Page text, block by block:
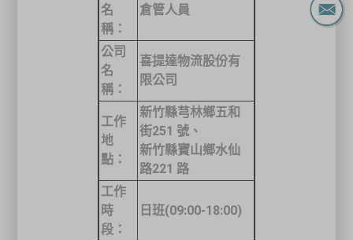
名
稱：
倉管人員
公司
名
稱：
喜提達物流股份有
限公司
工作
地
點：
新竹縣芎林鄉五和
街251 號、
新竹縣寶山鄉水仙
路221 路
工作
時
段：
日班(09:00-18:00)